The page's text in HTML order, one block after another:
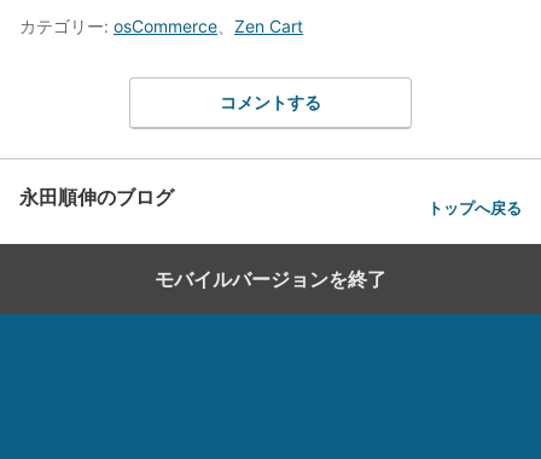
カテゴリー: osCommerce Zen Cart
コメントする
永田順伸のブログ トップへ戻る
モバイルバージョンを終了